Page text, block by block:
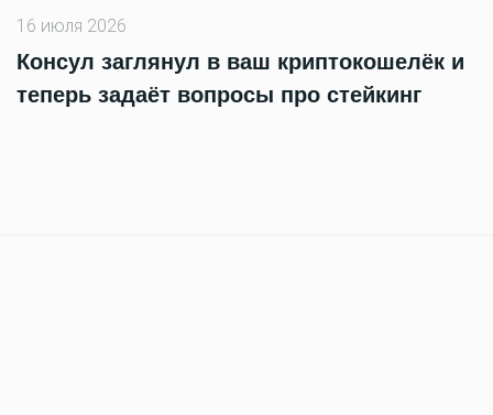
16 июля 2026
Консул заглянул в ваш криптокошелёк и
теперь задаёт вопросы про стейкинг